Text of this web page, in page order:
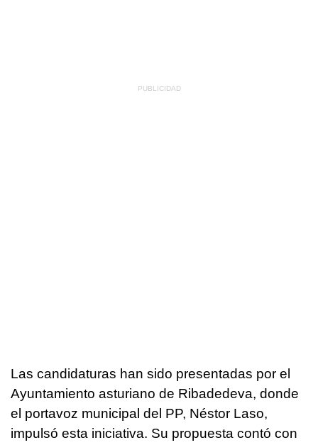
Las candidaturas han sido presentadas por el
Ayuntamiento asturiano de Ribadedeva, donde
el portavoz municipal del PP, Néstor Laso,
impulsó esta iniciativa. Su propuesta contó con